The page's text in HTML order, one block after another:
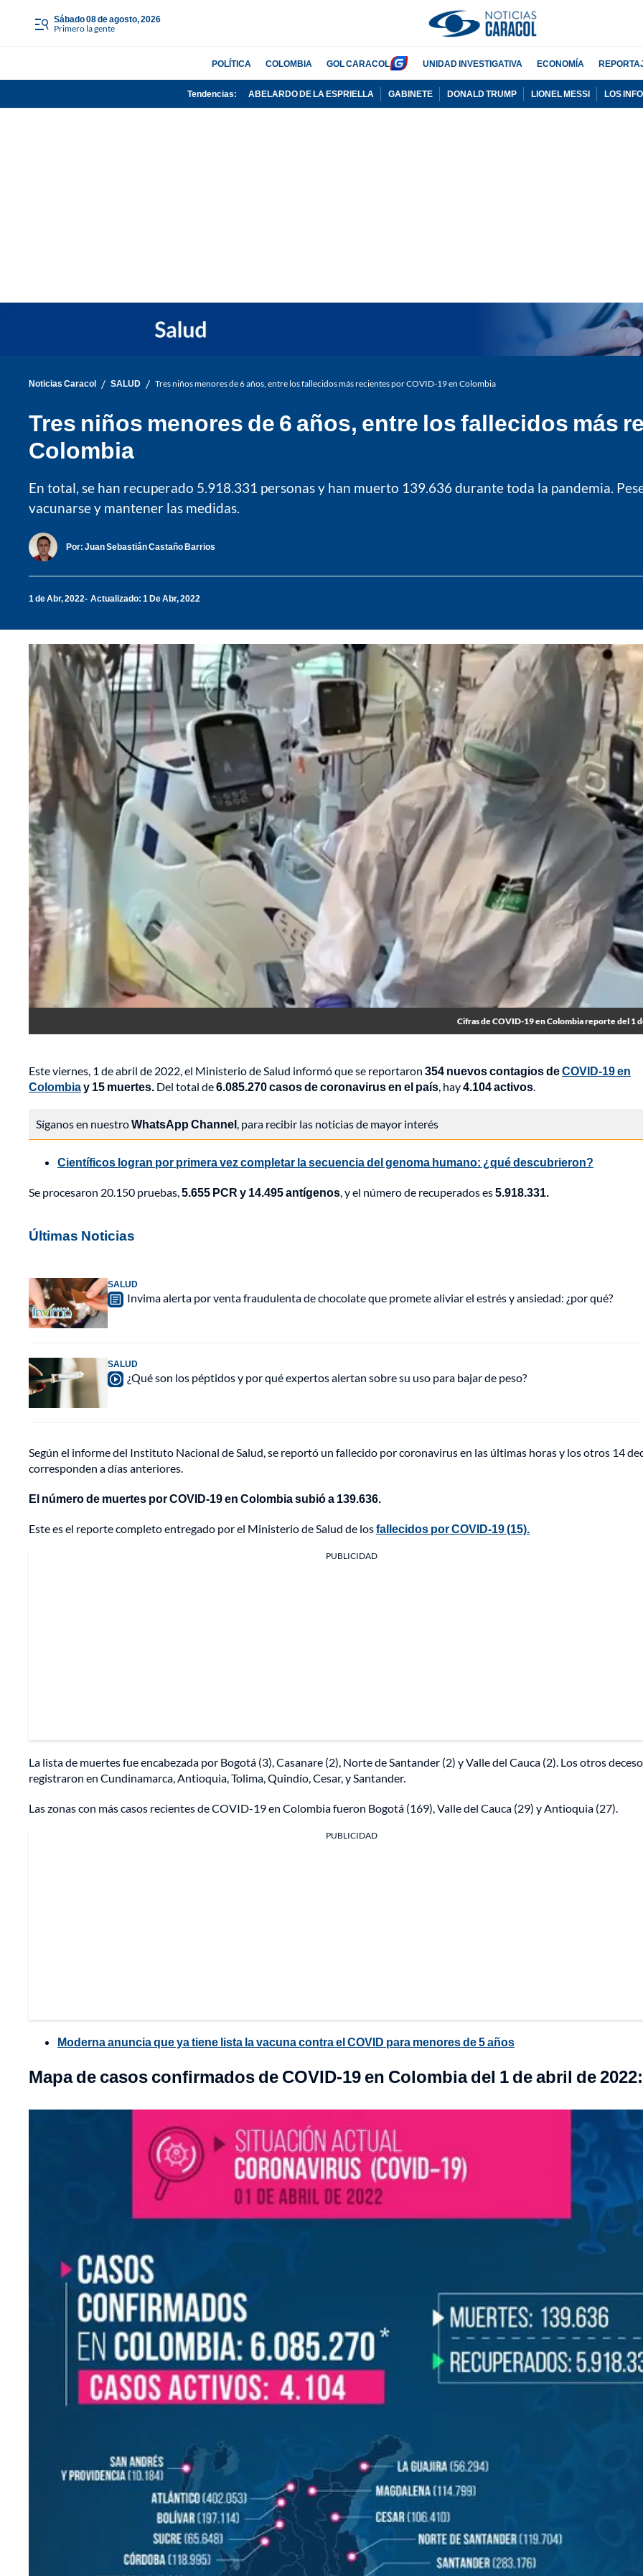
sábado 08 de agosto, 2026
Primero la gente
POLÍTICA COLOMBIA GOL CARACOL UNIDAD INVESTIGATIVA ECONOMÍA
Tendencias: ABELARDO DE LA ESPRIELLA GABINETE DONALD TRUMP LIONEL MESSI LOS
Noticias Caracol / SALUD / Tres niños menores de 6 años, entre los fallecidos más recientes por COVID-19 en Colombia
Tres niños menores de 6 años, entre los fallecidos más
Colombia
En total, se han recuperado 5.918.331 personas y han muerto 139.636 durante toda la pandemia.
vacunarse y mantener las medidas.
Por: Juan Sebastián Castaño Barrios
1 de Abr, 2022 Actualizado: 1 De Abr, 2022
Cifras de COVID-19 en Colombia reporte del 1
Este viernes, 1 de abril de 2022, el Ministerio de Salud informó que se reportaron 354 nuevos contagios deCOVID-19 en
Colombiay 15 muertes. Del total de6.085.270 casos de coronavirus en el país, hay4.104 activos.
Síganos en nuestroWhatsApp Channel, para recibir las noticias de mayor interés
Científicos logran por primera vez completar la secuencia del genoma humano: ¿qué descubrieron?
Se procesaron 20.150 pruebas,5.655 PCR y 14.495 antígenos, y el número de recuperados es5.918.331.
Últimas Noticias
SALUD
Invima alerta por venta fraudulenta de chocolate que promete aliviar el estrés y ansiedad: ¿por qué?
SALUD
¿Qué son los péptidos y por qué expertos alertan sobre su uso para bajar de peso?
Según el informe del Instituto Nacional de Salud, se reportó un fallecido por coronavirus en las últimas horas y los otros 14
corresponden a días anteriores.
El número de muertes por COVID-19 en Colombia subió a 139.636.
Este es el reporte completo entregado por el Ministerio de Salud de losfallecidos por COVID-19 (15).
PUBLICIDAD
La lista de muertes fue encabezada por Bogotá (3), Casanare (2), Norte de Santander (2) y Valle del Cauca (2). Los otros
registraron en Cundinamarca, Antioquia, Tolima, Quindío, Cesar, y Santander.
Las zonas con más casos recientes de COVID-19 en Colombia fueron Bogotá (169), Valle del Cauca (29) y Antioquia (27).
PUBLICIDAD
Moderna anuncia que ya tiene lista la vacuna contra el COVID para menores de 5 años
Mapa de casos confirmados de COVID-19 en Colombia del 1 de abril de 2022: